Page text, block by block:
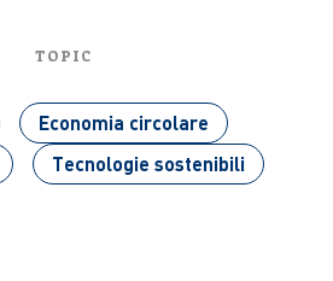
TOPIC
Economia circolare
Tecnologie sostenibili